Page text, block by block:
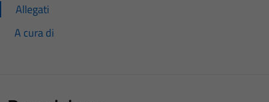
Allegati
A cura di